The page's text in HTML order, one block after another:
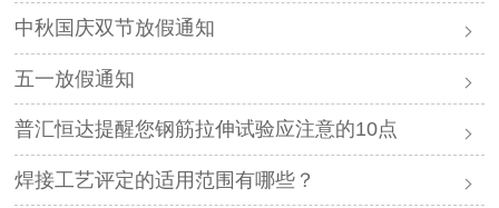
中秋国庆双节放假通知
五一放假通知
普汇恒达提醒您钢筋拉伸试验应注意的10点
焊接工艺评定的适用范围有哪些？